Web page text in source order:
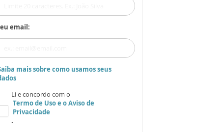
email:
mais sobre como usamos seus
Li e concordo com o
Termo de Usoe oAviso de
Privacidade
.